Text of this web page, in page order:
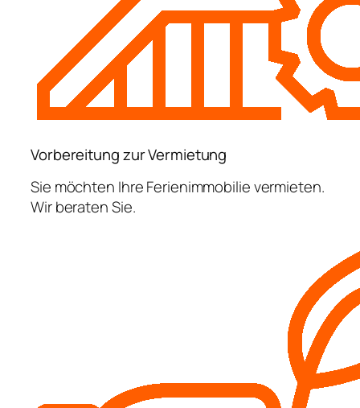
Vorbereitung zur Vermietung
Sie möchten Ihre Ferienimmobilie vermieten.
Wir beraten Sie.